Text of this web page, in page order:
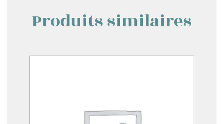
Produits similaires